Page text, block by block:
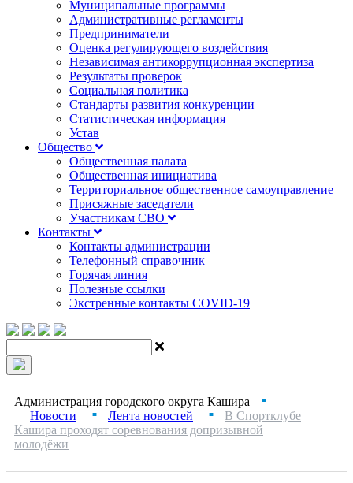
Муниципальные программы
Административные регламенты
Предприниматели
Оценка регулирующего воздействия
Независимая антикоррупционная экспертиза
Результаты проверок
Социальная политика
Стандарты развития конкуренции
Статистическая информация
Устав
Общество
Общественная палата
Общественная инициатива
Территориальное общественное самоуправление
Присяжные заседатели
Участникам СВО
Контакты
Контакты администрации
Телефонный справочник
Горячая линия
Полезные ссылки
Экстренные контакты COVID-19
Администрация городского округа Кашира ■
Новости ■ Лента новостей ■
В Спортклубе
Кашира проходят соревнования допризывной
молодёжи